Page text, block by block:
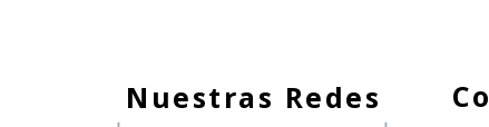
Nuestras Redes